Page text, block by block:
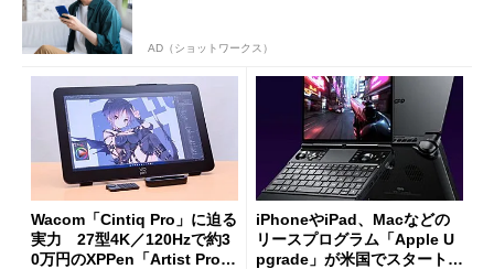
AD（ショットワークス）
Wacom「Cintiq Pro」に迫る
実力 27型4K／120Hzで約3
0万円のXPPen「Artist Pro 2
iPhoneやiPad、Macなどの
リースプログラム「Apple U
pgrade」が米国でスタート／